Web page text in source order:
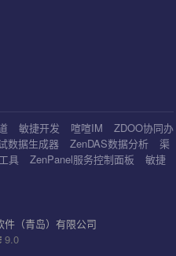
敏捷开发 喧喧IM
ZDOO协同办
数据生成器 ZenDAS数据分析
渠
具 ZenPanel服务控制面板
敏捷
件（青岛）有限公司
9.0